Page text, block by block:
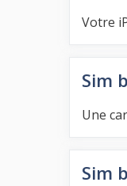
Votre
Sim
Une
Sim